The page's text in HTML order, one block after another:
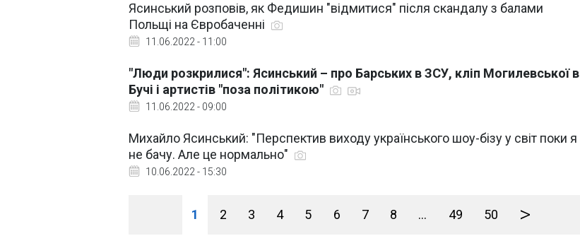
Ясинський розповів, як Федишин "відмитися" після скандалу з балами
Польщі на Євробаченні
11.06.2022 - 11:00
"Люди розкрилися": Ясинський – про Барських в ЗСУ, кліп Могилевської в
Бучі і артистів "поза політикою"
11.06.2022 - 09:00
Михайло Ясинський: "Перспектив виходу українського шоу-бізу у світ поки я
не бачу. Але це нормально"
10.06.2022 - 15:30
1 2 3 4 5 6 7 8 ... 49 50 >